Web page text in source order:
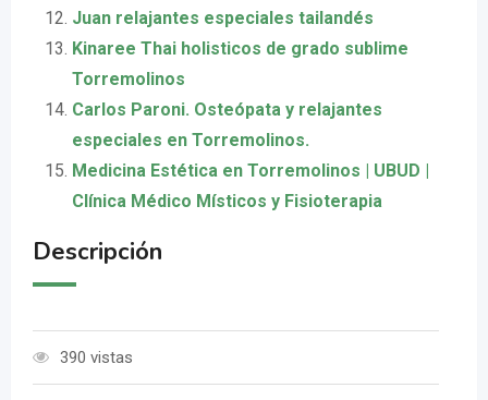
Juan relajantes especiales tailandés
Kinaree Thai holisticos de grado sublime
Torremolinos
Carlos Paroni. Osteópata y relajantes
especiales en Torremolinos.
Medicina Estética en Torremolinos | UBUD |
Clínica Médico Místicos y Fisioterapia
Descripción
390 vistas